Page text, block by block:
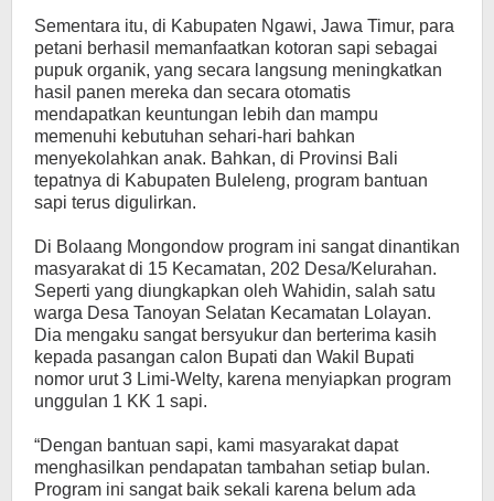
Sementara itu, di Kabupaten Ngawi, Jawa Timur, para
petani berhasil memanfaatkan kotoran sapi sebagai
pupuk organik, yang secara langsung meningkatkan
hasil panen mereka dan secara otomatis
mendapatkan keuntungan lebih dan mampu
memenuhi kebutuhan sehari-hari bahkan
menyekolahkan anak. Bahkan, di Provinsi Bali
tepatnya di Kabupaten Buleleng, program bantuan
sapi terus digulirkan.
Di Bolaang Mongondow program ini sangat dinantikan
masyarakat di 15 Kecamatan, 202 Desa/Kelurahan.
Seperti yang diungkapkan oleh Wahidin, salah satu
warga Desa Tanoyan Selatan Kecamatan Lolayan.
Dia mengaku sangat bersyukur dan berterima kasih
kepada pasangan calon Bupati dan Wakil Bupati
nomor urut 3 Limi-Welty, karena menyiapkan program
unggulan 1 KK 1 sapi.
“Dengan bantuan sapi, kami masyarakat dapat
menghasilkan pendapatan tambahan setiap bulan.
Program ini sangat baik sekali karena belum ada